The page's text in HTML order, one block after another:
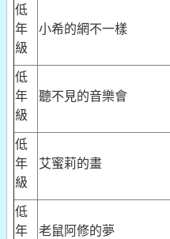
低
年
級
小希的網不一樣
低
年
級
聽不見的音樂會
低
年
級
艾蜜莉的畫
低
年
老鼠阿修的夢